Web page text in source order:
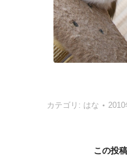
カテゴリ: はな 2010
この投